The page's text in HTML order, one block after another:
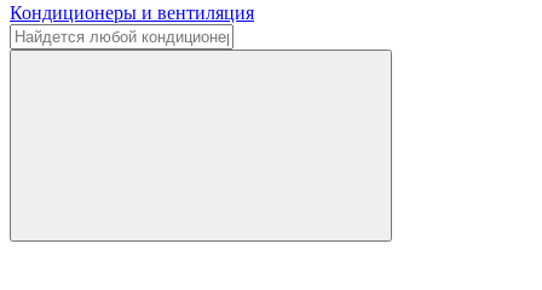
Кондиционеры и вентиляция